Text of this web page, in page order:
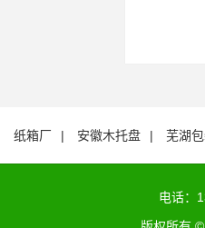
纸箱厂 安徽木托盘 芜湖
电话：